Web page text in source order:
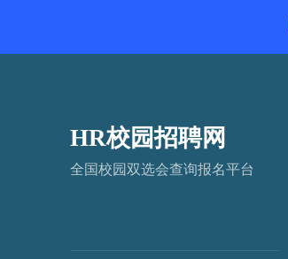
HR校园招聘网
全国校园双选会查询报名平台